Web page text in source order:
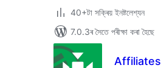
40+টা সক্ৰিয় ইনষ্টলেশ্যন
7.0.3ৰ সৈতে পৰীক্ষা কৰা হৈছে
Affiliates